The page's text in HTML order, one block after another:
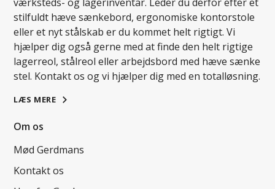
stilfuldt hæve sænkebord, ergonomiske kontorstole
eller et nyt stålskab er du kommet helt rigtigt. Vi
hjælper dig også gerne med at finde den helt rigtige
lagerreol, stålreol eller arbejdsbord med hæve sænke
stel. Kontakt os og vi hjælper dig med en totalløsning.
LÆS MERE
Om os
Mød Gerdmans
Kontakt os